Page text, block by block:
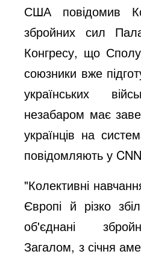
США повідомив
збройних сил
Конгресу, що
союзники вже
українських
незабаром має
українців на
повідомляють у
"Колективні
Європі й різко
об'єднані
Загалом, з січня